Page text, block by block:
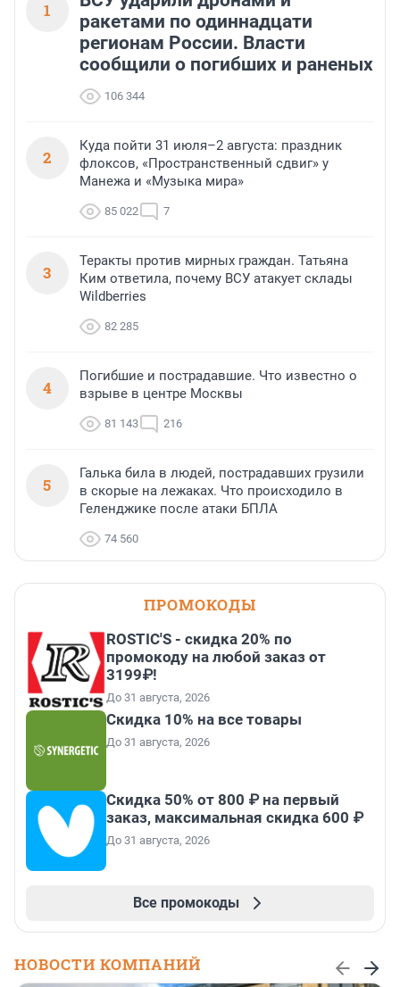
1
ракетами по одиннадцати
регионам России. Власти
сообщили о погибших и раненых
106 344
2
Куда пойти 31 июля–2 августа: праздник
флоксов, «Пространственный сдвиг» у
Манежа и «Музыка мира»
85 022 7
3
Теракты против мирных граждан. Татьяна
Ким ответила, почему ВСУ атакует склады
Wildberries
82 285
4
Погибшие и пострадавшие. Что известно о
взрыве в центре Москвы
81 143 216
5
Галька била в людей, пострадавших грузили
в скорые на лежаках. Что происходило в
Геленджике после атаки БПЛА
74 560
ПРОМОКОДЫ
ROSTIC'S - скидка 20% по
промокоду на любой заказ от
3199₽!
До 31 августа, 2026
Скидка 10% на все товары
До 31 августа, 2026
Скидка 50% от 800 ₽ на первый
заказ, максимальная скидка 600 ₽
До 31 августа, 2026
Все промокоды
НОВОСТИ КОМПАНИЙ